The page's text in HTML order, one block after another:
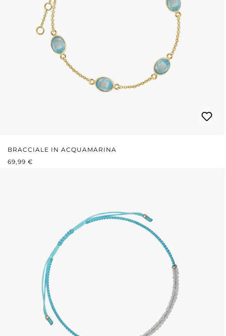
BRACCIALE IN ACQUAMARINA
PREZZO NORMALE:
69,99 €